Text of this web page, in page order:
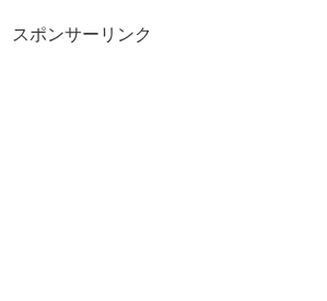
スポンサーリンク